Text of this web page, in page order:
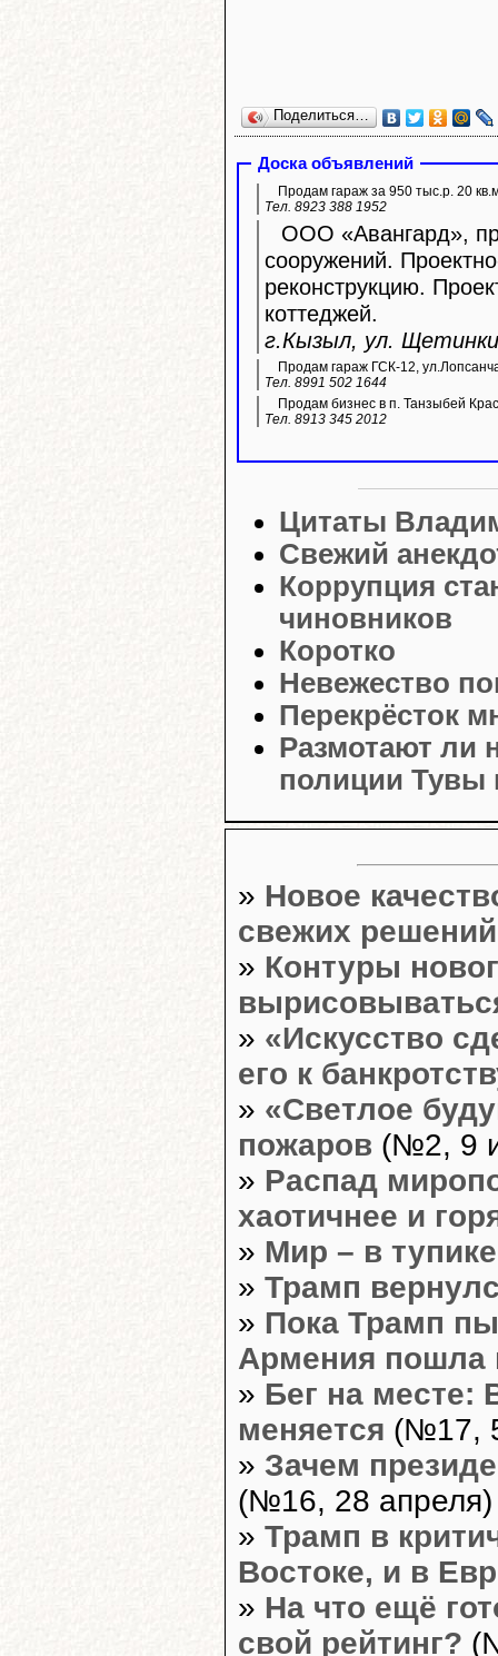
Поделиться…
Доска объявлений
Продам гараж за 950 тыс.р. 20
Тел. 8923 388 1952
ООО «Авангард»,
сооружений.
реконструкцию.
коттеджей.
г.Кызыл, ул.
Продам гараж ГСК-12,
Тел. 8991 502 1644
Продам бизнес в п. Танзыбей
Тел. 8913 345 2012
Цитаты
Свежий
Коррупция
чиновников
Коротко
Невежество
Перекрёсток
Размотают ли
полиции Тувы
» Новое
свежих решений
» Контуры
» «Искусство
его к
» «Светлое
пожаров (№2, 9
» Распад
хаотичнее и
» Мир – в тупике
» Трамп
» Пока Трамп
Армения пошла
» Бег на месте:
меняется (№17,
» Зачем
(№16, 28 апреля)
» Трамп в
Востоке, и в
» На что ещё
свой рейтинг?